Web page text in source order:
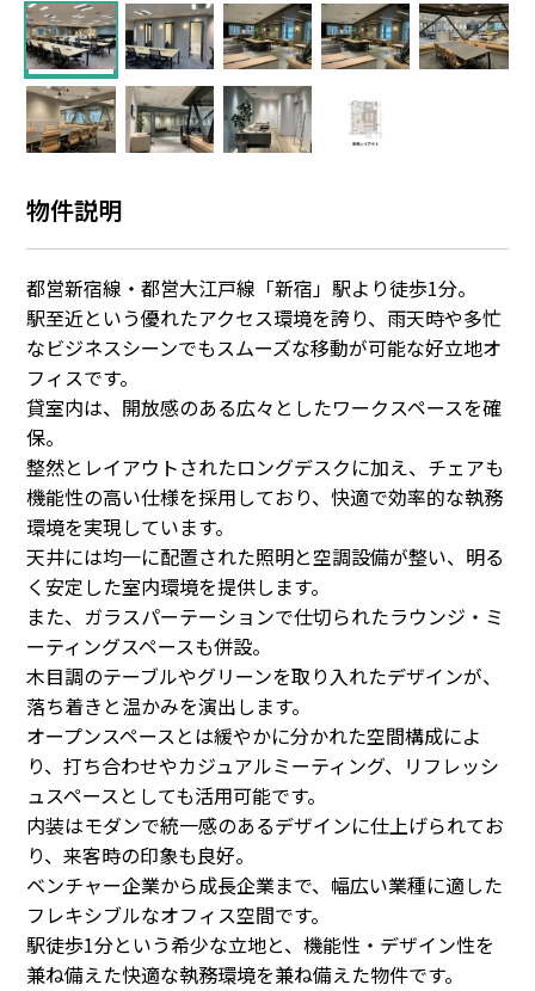
物件説明
都営新宿線・都営大江戸線「新宿」駅より徒歩1分。
駅至近という優れたアクセス環境を誇り、雨天時や多忙
なビジネスシーンでもスムーズな移動が可能な好立地オ
フィスです。
貸室内は、開放感のある広々としたワークスペースを確
保。
整然とレイアウトされたロングデスクに加え、チェアも
機能性の高い仕様を採用しており、快適で効率的な執務
環境を実現しています。
天井には均一に配置された照明と空調設備が整い、明る
く安定した室内環境を提供します。
また、ガラスパーテーションで仕切られたラウンジ・ミ
ーティングスペースも併設。
木目調のテーブルやグリーンを取り入れたデザインが、
落ち着きと温かみを演出します。
オープンスペースとは緩やかに分かれた空間構成によ
り、打ち合わせやカジュアルミーティング、リフレッシ
ュスペースとしても活用可能です。
内装はモダンで統一感のあるデザインに仕上げられてお
り、来客時の印象も良好。
ベンチャー企業から成長企業まで、幅広い業種に適した
フレキシブルなオフィス空間です。
駅徒歩1分という希少な立地と、機能性・デザイン性を
兼ね備えた快適な執務環境を兼ね備えた物件です。